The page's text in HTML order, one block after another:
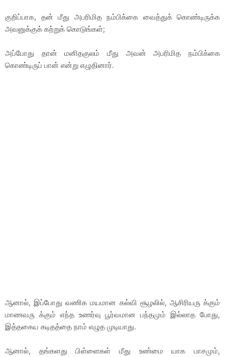
குறிப்பாக, தன் மீது அபரிமித நம்பிக்கை வைத்துக் கொண்டிருக்க
அவனுக்குக் கற்றுக் கொடுங்கள்;
அப்போது தான் மனிதகுலம் மீது அவன் அபரிமித நம்பிக்கை
கொண்டிருப் பான் என்று எழுதினார்.
ஆனால், இப்போது வணிக மயமான கல்வி சூழலில், ஆசிரியரு க்கும்
மாணவரு க்கும் எந்த உணர்வு பூர்வமான பந்தமும் இல்லாத போது,
இத்தகைய கடிதத்தை நாம் எழுத முடியாது.
ஆனால், தங்களது பிள்ளைகள் மீது உண்மை யாக பாசமும்,